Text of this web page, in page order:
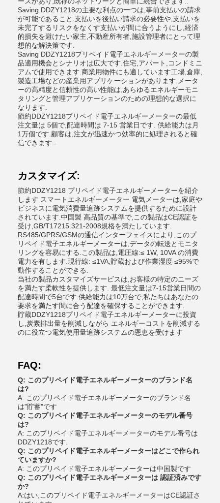
Saving DDZY1218の主要な利点の一つは,事前支払いの請求
が可能であること.支払いを後払い請求の必要性や,支払いを
未完了するリスクをなくす支払いが間に合うようにし,経済
的損失を避けたい家主,不動産所有者,施設管理者にとって理
想的な解決策です.
Saving DDZY1218プリペイド電子エネルギーメーターの製
品適用機会とシナリオは広大です.住宅,アパート,コンドミニ
アムで使用できます.商業用物件にも適しています工場,倉庫,
製造工場などの産業用アプリケーションがあります.メータ
ーの高精度と信頼性の高い性能は,あらゆるエネルギーモニ
タリングと管理アプリケーションのための理想的な選択に
なります.
節約DDZY1218プリペイド電子エネルギーメーターの最低
注文量は 5個で,配達時間は 7-15 営業日です. 供給能力は月
1万個です.顧客は,注文が迅速かつ効率的に処理されると確
信できます..
カスタマイズ:
節約DDZY1218 プリペイド電子エネルギーメーターを紹介
します スマートエネルギーメーター 電気メーターは,家庭や
ビジネスに電気消費量追跡システムを提供するために設計
されています.中国製 高品質の基準で,この製品はCE認証を
受け,GB/T17215.321-2008規格を満たしています.
RS485/GPRS/GSMの通信インターフェイスにより,このプ
リペイド電子エネルギーメーターは,データの転送とモニタ
リングを容易にする.この製品は,電圧線:≤ 1W, 10VA の消費
電力を有します.現行線: ≤1VA,貯蔵および作業湿度 ≤95%で
動作することができる.
当社の製品カスタマイズサービスは,お客様の特定のニーズ
を満たす柔軟性を提供します. 最低注文量は7-15営業日間の
配達時間で5台です.供給能力は10万台で,私たちはあなたの
要求を満たす間に合う配達を確保することができます.
貯蔵DDZY1218プリペイド電子エネルギーメーターに投資
し,炭素排出量を削減しながら エネルギーコストを削減する
のに役立つ電気使用量追跡システムの恩恵を受けます
FAQ:
Q: このプリペイド電子エネルギーメーターのブランド名
は?
A: このプリペイド電子エネルギーメーターのブランド名
は"貯蓄"です
Q: このプリペイド電子エネルギーメーターのモデル番号
は?
A: このプリペイド電子エネルギーメーターのモデル番号は
DDZY1218です.
Q: このプリペイド電子エネルギーメーターはどこで作られ
ていますか?
A: このプリペイド電子エネルギーメーターは中国製です
Q: このプリペイド電子エネルギーメーターは 認証済みです
か?
A:はい,このプリペイド電子エネルギーメーターはCE認証さ